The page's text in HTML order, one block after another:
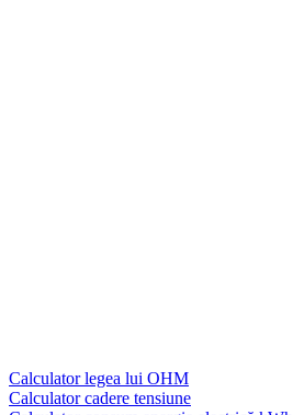
Calculator legea lui OHM
Calculator cadere tensiune